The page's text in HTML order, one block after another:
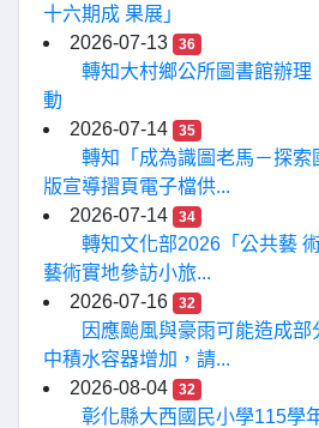
十六期成 果展」
2026-07-13
36
轉知大村鄉公所圖書館辦理
動
2026-07-14
35
轉知「成為識圖老馬－探索
版宣導摺頁電子檔供...
2026-07-14
34
轉知文化部2026「公共藝
藝術實地參訪小旅...
2026-07-16
32
因應颱風與豪雨可能造成
中積水容器增加，請...
2026-08-04
32
彰化縣大西國民小學115學